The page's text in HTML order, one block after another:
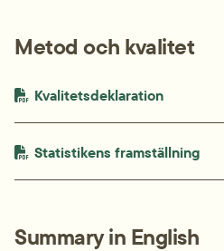
Metod och kvalitet
PDF-fil.
Kvalitetsdeklarationpdf,
PDF-fil.
Statistikens framställning
Summary in English